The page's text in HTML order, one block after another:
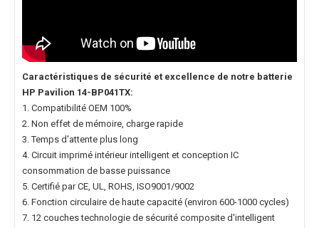
Caractéristiques de sécurité et excellence de notre batterie
HP Pavilion 14-BP041TX:
1. Compatibilité OEM 100%
2. Non effet de mémoire, charge rapide
3. Temps d'attente plus long
4. Circuit imprimé intérieur intelligent et conception IC
consommation de basse puissance
5. Certifié par CE, UL, ROHS, ISO9001/9002
6. Fonction circulaire de haute capacité (environ 600-1000 cycles)
7. 12 couches technologie de sécurité composite d'intelligent